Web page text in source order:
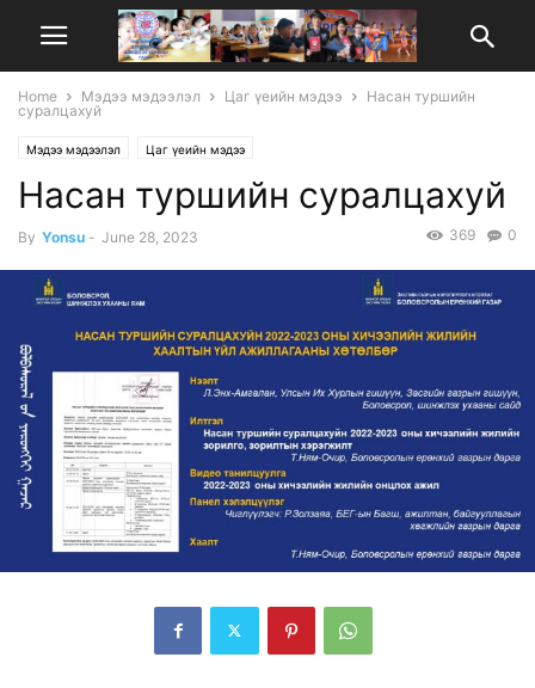
Home Мэдээ мэдээлэл Цаг үеийн мэдээ
Насан туршийн
суралцахуй
Мэдээ мэдээлэл Цаг үеийн мэдээ
Насан туршийн суралцахуй
By Yonsu - June 28, 2023 0
369